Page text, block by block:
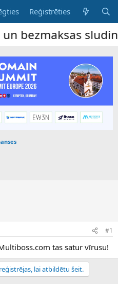
Reģistrēties
#1
tas satur vīrusu!
lai atbildētu šeit.